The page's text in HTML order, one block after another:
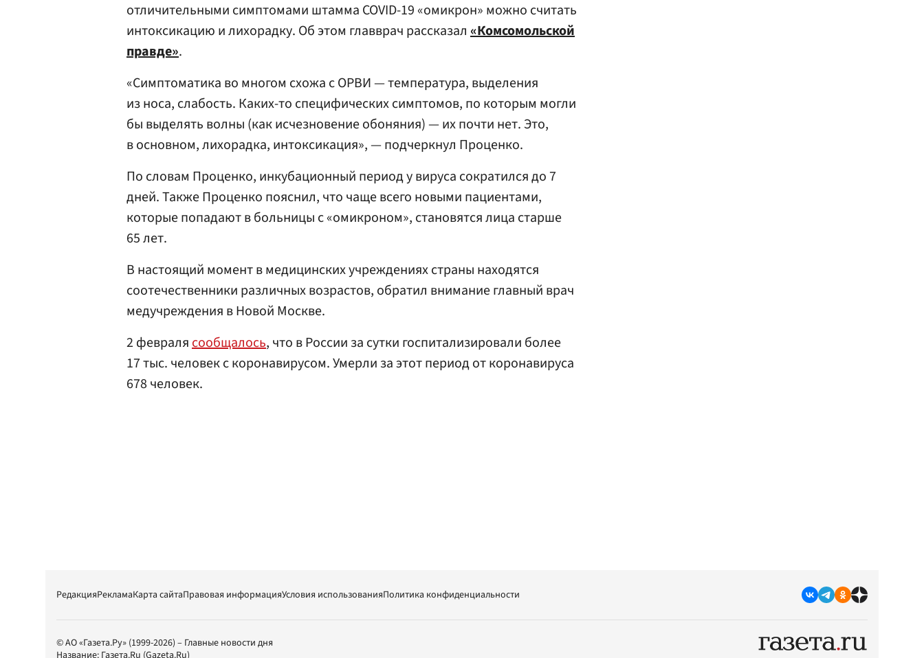
отличительными симптомами штамма COVID-19 «омикрон» можно считать
интоксикацию и лихорадку. Об этом главврач рассказал «Комсомольской
правде».
«Симптоматика во многом схожа с ОРВИ — температура, выделения
из носа, слабость. Каких-то специфических симптомов, по которым могли
бы выделять волны (как исчезновение обоняния) — их почти нет. Это,
в основном, лихорадка, интоксикация», — подчеркнул Проценко.
По словам Проценко, инкубационный период у вируса сократился до 7
дней. Также Проценко пояснил, что чаще всего новыми пациентами,
которые попадают в больницы с «омикроном», становятся лица старше
65 лет.
В настоящий момент в медицинских учреждениях страны находятся
соотечественники различных возрастов, обратил внимание главный врач
медучреждения в Новой Москве.
2 февралясообщалось, что в России за сутки госпитализировали более
17 тыс. человек с коронавирусом. Умерли за этот период от коронавируса
678 человек.
РедакцияРекламаКарта сайтаПравовая информацияУсловия использованияПолитика конфиденциальности
© АО «Газета.Ру» (1999-2026) – Главные новости дня
Название: Газета.Ru (Gazeta.Ru)